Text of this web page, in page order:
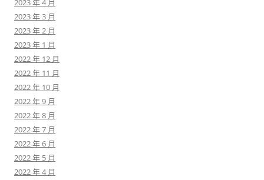
2023 年 4 月
2023 年 3 月
2023 年 2 月
2023 年 1 月
2022 年 12 月
2022 年 11 月
2022 年 10 月
2022 年 9 月
2022 年 8 月
2022 年 7 月
2022 年 6 月
2022 年 5 月
2022 年 4 月